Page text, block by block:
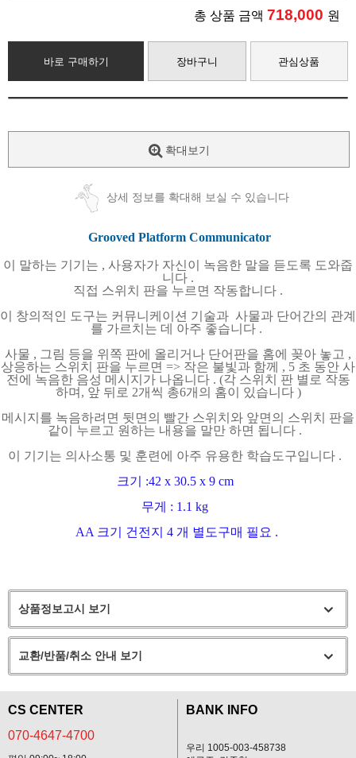
총 상품 금액 718,000 원
바로 구매하기 장바구니 관심상품
확대보기
상세 정보를 확대해 보실 수 있습니다
Grooved Platform Communicator
이 말하는 기기는 , 사용자가 자신이 녹음한 말을 듣도록 도와줍
니다 .
직접 스위치 판을 누르면 작동합니다 .
이 창의적인 도구는 커뮤니케이션 기술과 사물과 단어간의 관계
를 가르치는 데 아주 좋습니다 .
사물 , 그림 등을 위쪽 판에 올리거나 단어판을 홈에 꽂아 놓고 ,
상응하는 스위치 판을 누르면 => 작은 불빛과 함께 , 5 초 동안 사
전에 녹음한 음성 메시지가 나옵니다 . (각 스위치 판 별로 작동
하며 , 앞 뒤로 2개씩 총6개의 홈이 있습니다 )
메시지를 녹음하려면 뒷면의 빨간 스위치와 앞면의 스위치 판을
같이 누르고 원하는 내용을 말만 하면 됩니다 .
이 기기는 의사소통 및 훈련에 아주 유용한 학습도구입니다 .
크기 :42 x 30.5 x 9 cm
무게 : 1.1 kg
AA 크기 건전지 4 개 별도구매 필요 .
상품정보고시 보기
교환/반품/취소 안내 보기
CS CENTER
070-4647-4700
BANK INFO
우리 1005-003-458738